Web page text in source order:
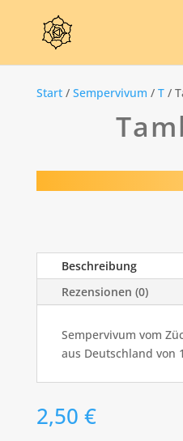
Start/ Sempervivum / T/
Beschreibung
Rezensionen (0)
Sempervivum vom
aus Deutschland von
2,50 €